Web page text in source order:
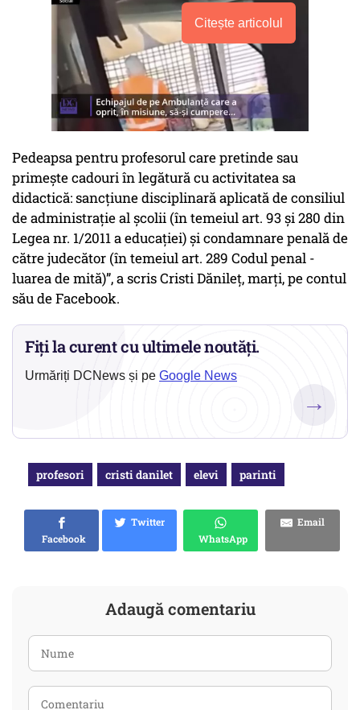
Citește articolul
Pedeapsa pentru profesorul care pretinde sau
primește cadouri în legătură cu activitatea sa
didactică: sancțiune disciplinară aplicată de consiliul
de administrație al școlii (în temeiul art. 93 și 280 din
Legea nr. 1/2011 a educației) și condamnare penală de
către judecător (în temeiul art. 289 Codul penal -
luarea de mită)”, a scris Cristi Dănileț, marți, pe contul
său de Facebook.
Fiți la curent cu ultimele noutăți.
Urmăriți DCNews și pe Google News
→
profesori cristi danilet elevi parinti
Facebook
Twitter
WhatsApp
Email
Adaugă comentariu